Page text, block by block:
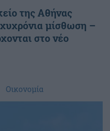
της Αθήνας
μίσθωση –
στο νέο
Οικονομία